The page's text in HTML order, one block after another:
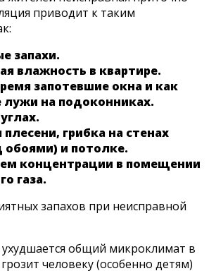
приводит к таким
запахи.
влажность в квартире.
запотевшие окна и как
лужи на подоконниках.
грибка на стенах
обоями) и потолке.
концентрации в помещении
газа.
запахов при неисправной
общий микроклимат в
человеку (особенно детям)